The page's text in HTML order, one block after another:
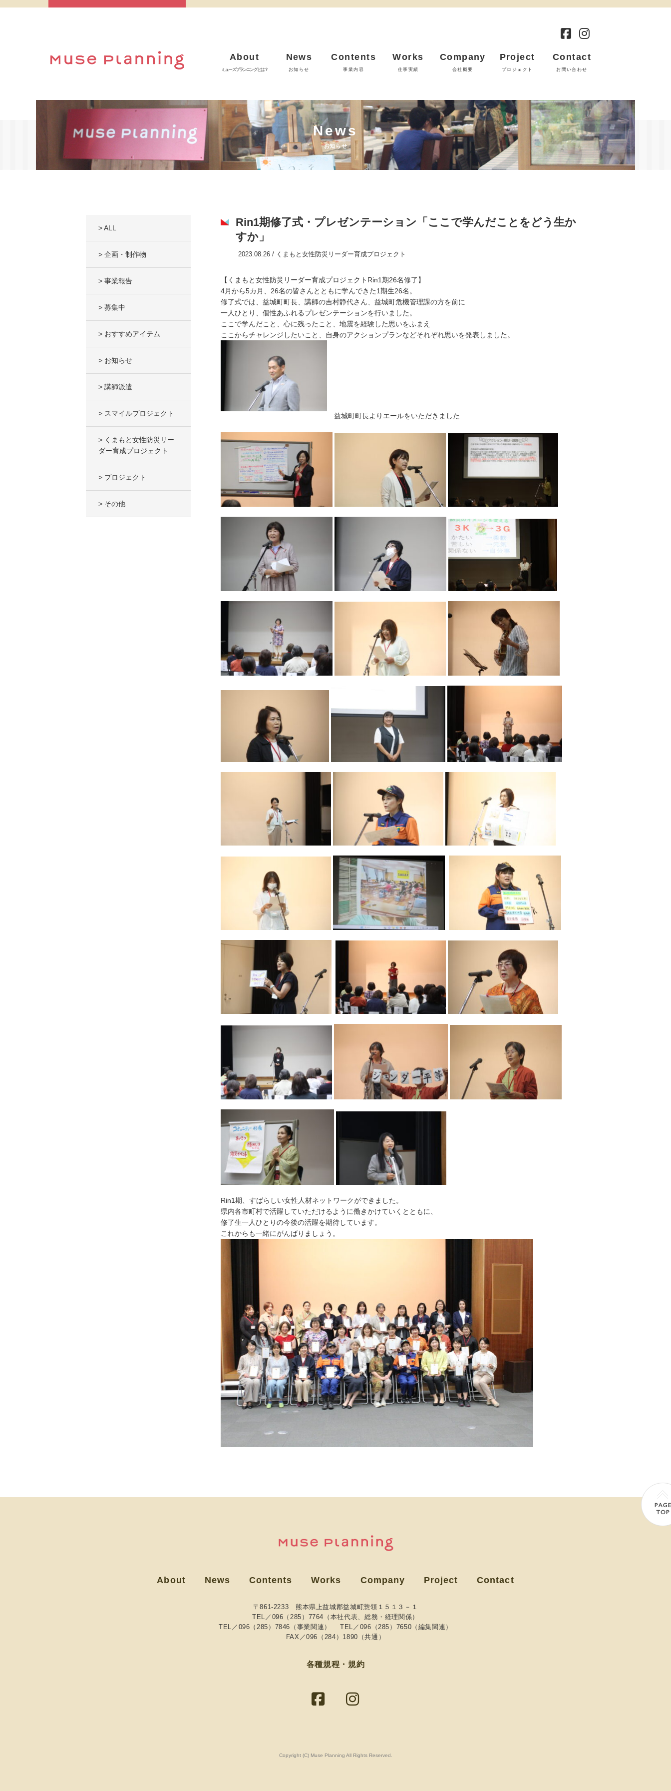
About
ミューズプランニングとは？
News
お知らせ
Contents
事業内容
Works
仕事実績
Company
会社概要
Project
プロジェクト
Contact
お問い合わせ
News
お知らせ
> ALL
> 企画・制作物
> 事業報告
> 募集中
> おすすめアイテム
> お知らせ
> 講師派遣
> スマイルプロジェクト
> くまもと女性防災リー
ダー育成プロジェクト
> プロジェクト
> その他
Rin1期修了式・プレゼンテーション「ここで学んだことをどう生か
すか」
2023.08.26 / くまもと女性防災リーダー育成プロジェクト
【くまもと女性防災リーダー育成プロジェクトRin1期26名修了】
4月から5カ月、26名の皆さんとともに学んできた1期生26名。
修了式では、益城町町長、講師の吉村静代さん、益城町危機管理課の方を前に
一人ひとり、個性あふれるプレゼンテーションを行いました。
ここで学んだこと、心に残ったこと、地震を経験した思いをふまえ
ここからチャレンジしたいこと、自身のアクションプランなどそれぞれ思いを発表しました。
益城町町長よりエールをいただきました
Rin1期、すばらしい女性人材ネットワークができました。
県内各市町村で活躍していただけるように働きかけていくとともに、
修了生一人ひとりの今後の活躍を期待しています。
これからも一緒にがんばりましょう。
About News Contents Works Company Project Contact
〒861-2233 熊本県上益城郡益城町惣領１５１３－１
TEL／096（285）7764（本社代表、総務・経理関係）
TEL／096（285）7846（事業関連）
TEL／096（285）7650（編集関連）
FAX／096（284）1890（共通）
各種規程・規約
Copyright (C) Muse Planning All Rights Reserved.